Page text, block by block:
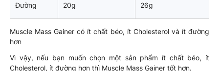
Đường 20g 26g
Muscle Mass Gainer có ít chất béo, ít Cholesterol và ít đường
hơn
Vì vậy, nếu bạn muốn chọn một sản phẩm ít chất béo, ít
Cholesterol, ít đường hơn thì Muscle Mass Gainer tốt hơn.